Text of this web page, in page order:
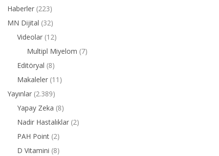
Haberler (223)
MN Dijital (32)
Videolar (12)
Multipl Miyelom (7)
Editöryal (8)
Makaleler (11)
Yayınlar (2.389)
Yapay Zeka (8)
Nadir Hastalıklar (2)
PAH Point (2)
D Vitamini (8)